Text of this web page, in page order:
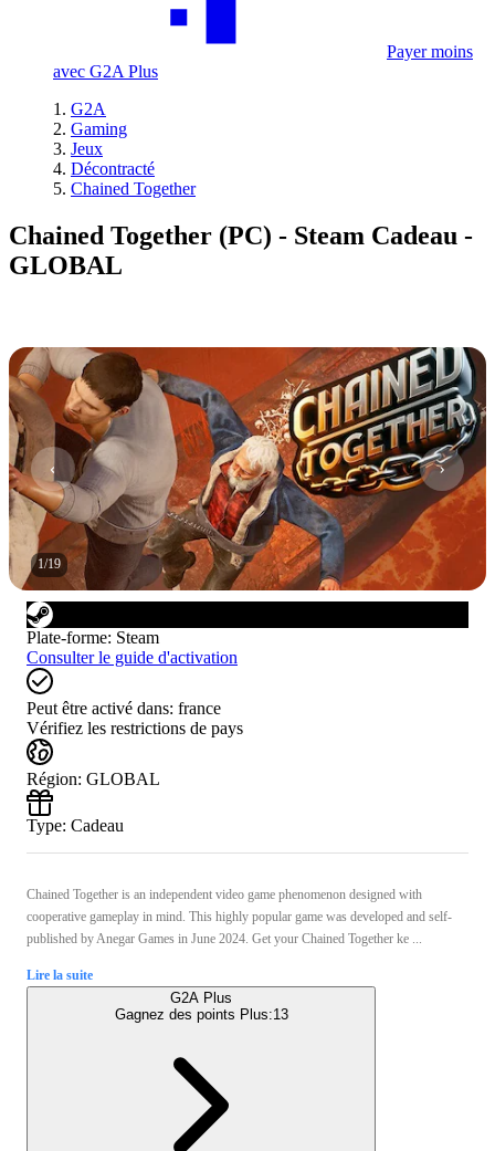
Payer moins
avec G2A Plus
G2A
Gaming
Jeux
Décontracté
Chained Together
Chained Together (PC) - Steam Cadeau -
GLOBAL
1/19
Plate-forme: Steam
Consulter le guide d'activation
Peut être activé dans: france
Vérifiez les restrictions de pays
Région: GLOBAL
Type: Cadeau
Chained Together is an independent video game phenomenon designed with
cooperative gameplay in mind. This highly popular game was developed and self-
published by Anegar Games in June 2024. Get your Chained Together ke ...
Lire la suite
G2A Plus
Gagnez des points Plus:13